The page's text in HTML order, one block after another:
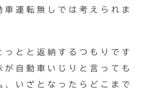
車運転無しでは考えられま
っとと返納するつもりです
が自動車いじりと言っても
、いざとなったらどこまで